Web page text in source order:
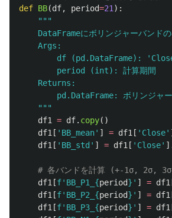
def BB(df, period=21 ):
"""
DataFrameにボリンジャーバンドの
    Args:
        df (pd.DataFrame):
'
        period (int): 計算期間
    Returns:
pd.DataFrame: ボリンジャ
"""
df1
= df. copy()
df1 [ ' BB_mean' ] = df1 [ ' Close'
df1 [ ' BB_std ' ] = df1 [ ' Close'
df1 [f' BB_P1_ {period} ' ] = df1
df1 [f' BB_P2_ {period} ' ] = df1
df1 [f' BB_P3_ {period} ' ] = df1